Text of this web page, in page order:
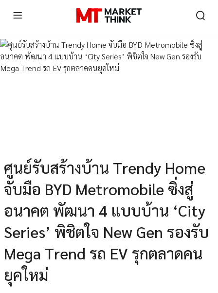
ศูนย์รับสร้างบ้าน Trendy Home
จับมือ BYD Metromobile ซิ่งสู่
อนาคต พัฒนา 4 แบบบ้าน ‘City
Series’ พิชิตใจ New Gen รองรับ
Mega Trend รถ EV รุกตลาดคน
ยุคใหม่